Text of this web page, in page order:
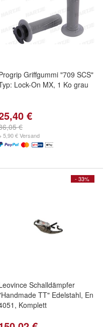
Griffgummi "709 SCS"
Lock-On MX, 1 Ko grau
€
€
5,90 € Versand
- 33%
Schalldämpfer
TT" Edelstahl, En
Komplett